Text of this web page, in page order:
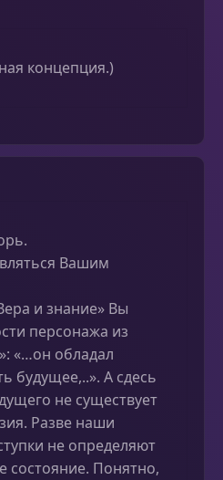
концепция.)
Вашим
и знание» Вы
персонажа из
«…он обладал
будущее,..». А сдесь
не существует
Разве наши
не определяют
состояние. Понятно,